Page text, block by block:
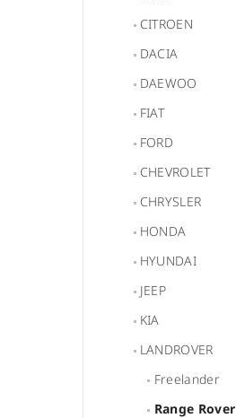
CITROEN
DACIA
DAEWOO
FIAT
FORD
CHEVROLET
CHRYSLER
HONDA
HYUNDAI
JEEP
KIA
LANDROVER
Freelander
Range Rover